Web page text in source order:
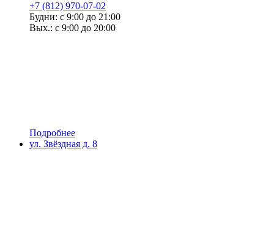
+7 (812) 970-07-02
Будни: с 9:00 до 21:00
Вых.: с 9:00 до 20:00
Подробнее
ул. Звёздная д. 8